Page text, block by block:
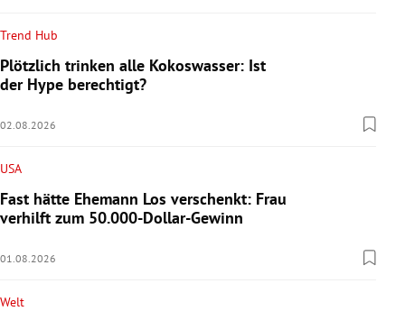
Trend Hub
Plötzlich trinken alle Kokoswasser: Ist
der Hype berechtigt?
02.08.2026
USA
Fast hätte Ehemann Los verschenkt: Frau
verhilft zum 50.000-Dollar-Gewinn
01.08.2026
Welt